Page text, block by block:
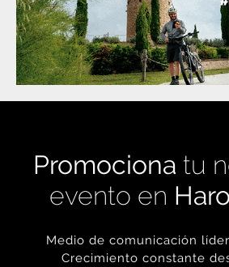
Promociona tu
evento en
Medio de comunicación
Crecimiento constante